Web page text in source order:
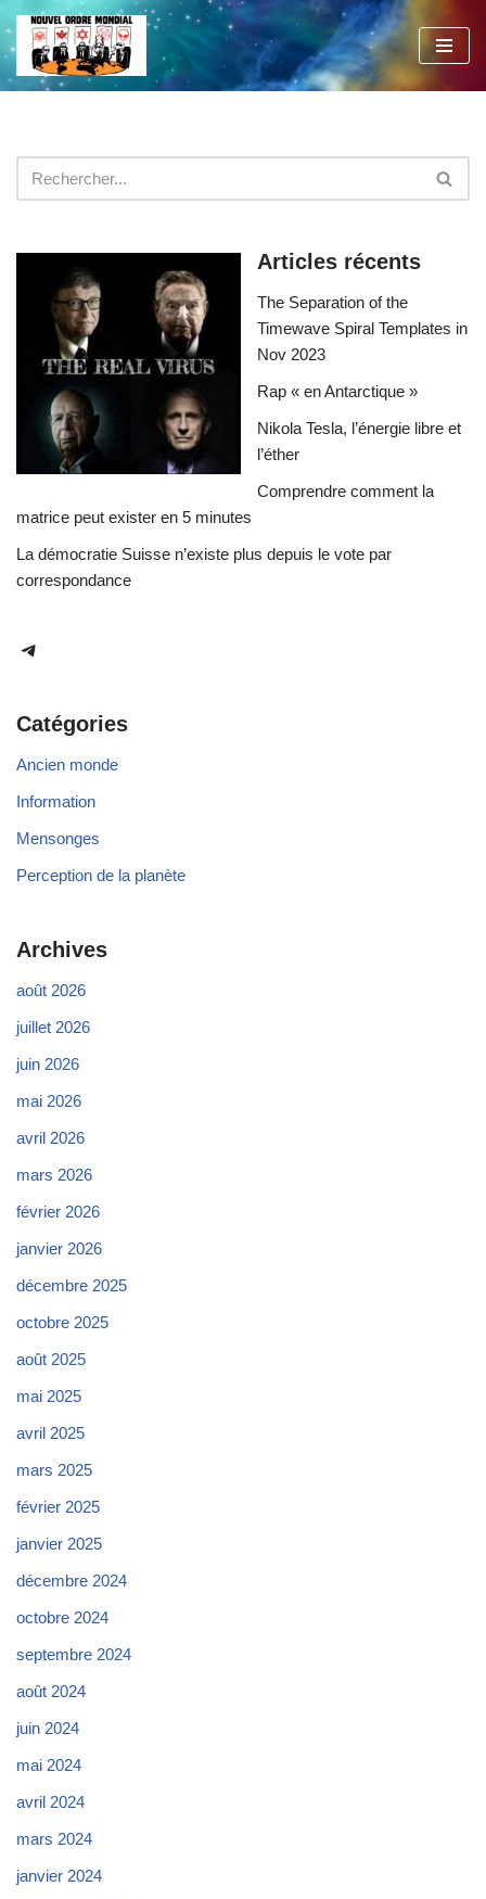
Aller
au
Articles récents
The Separation of the
Timewave Spiral Templates in
Nov 2023
Rap « en Antarctique »
Nikola Tesla, l’énergie libre et
l’éther
Comprendre comment la
matrice peut exister en 5 minutes
La démocratie Suisse n’existe plus depuis le vote par
correspondance
Catégories
Ancien monde
Information
Mensonges
Perception de la planète
Archives
août 2026
juillet 2026
juin 2026
mai 2026
avril 2026
mars 2026
février 2026
janvier 2026
décembre 2025
octobre 2025
août 2025
mai 2025
avril 2025
mars 2025
février 2025
janvier 2025
décembre 2024
octobre 2024
septembre 2024
août 2024
juin 2024
mai 2024
avril 2024
mars 2024
janvier 2024